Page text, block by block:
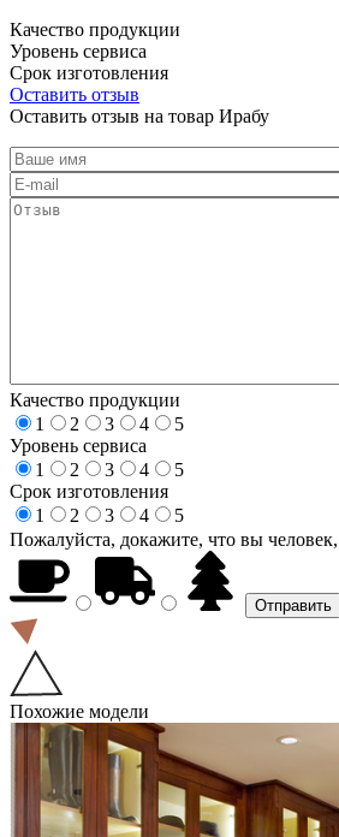
Качество продукции
Уровень сервиса
Срок изготовления
Оставить отзыв
Оставить отзыв на товар Ирабу
Качество продукции
1
2 3 4
5
Уровень сервиса
1
2 3 4
5
Срок изготовления
1
2 3 4
5
Пожалуйста, докажите, что вы
Похожие модели